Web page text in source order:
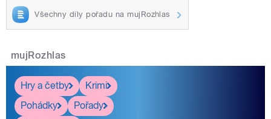
Všechny díly pořadu na mujRozhlas
mujRozhlas
Hry a četby
Krimi
Pohádky
Pořady